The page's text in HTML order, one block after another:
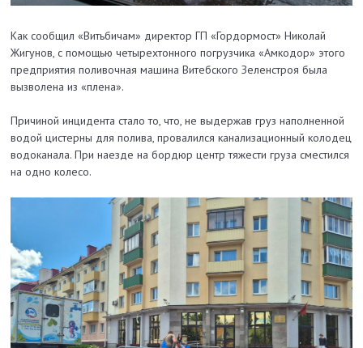
Как сообщил «Витьбичам» директор ГП «Гордормост» Николай
Жигунов, с помощью четырехтонного погрузчика «Амкодор» этого
предприятия поливочная машина Витебского Зеленстроя была
вызволена из «плена».
Причиной инцидента стало то, что, не выдержав груз наполненной
водой цистерны для полива, провалился канализационный колодец
водоканала. При наезде на бордюр центр тяжести груза сместился
на одно колесо.